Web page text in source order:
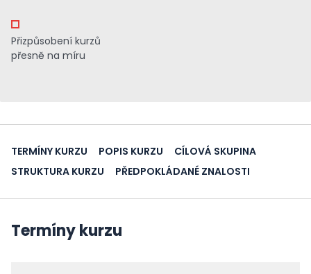
Přizpůsobení kurzů
přesně na míru
TERMÍNY KURZU POPIS KURZU
CÍLOVÁ SKUPINA
STRUKTURA KURZU
PŘEDPOKLÁDANÉ ZNALOSTI
Termíny kurzu